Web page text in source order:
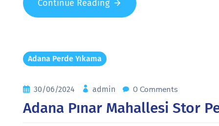
Continue Reading
Adana Perde Yıkama
30/06/2024 admin 0 Comments
Adana Pınar Mahallesi Stor